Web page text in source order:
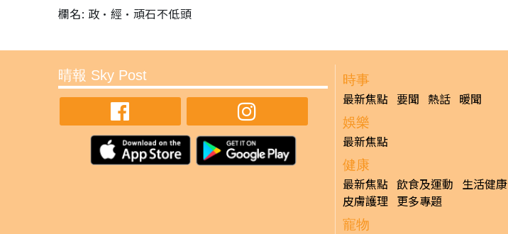
欄名: 政•經•頑石不低頭
晴報 Sky Post 時事
最新焦點 要聞 熱話 暖聞
娛樂
最新焦點
健康
最新焦點 飲食及運動 生活健康
皮膚護理 更多專題
寵物